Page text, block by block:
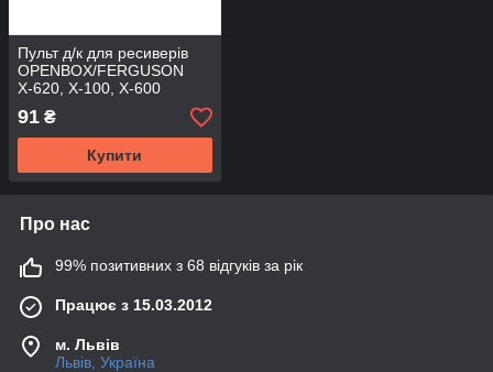
Пульт д/к для ресиверів
OPENBOX/FERGUSON
Х-620, Х-100, Х-600
91 ₴
Купити
Про нас
99% позитивних з 68 відгуків за рік
Працює з 15.03.2012
м. Львів
Львів, Україна